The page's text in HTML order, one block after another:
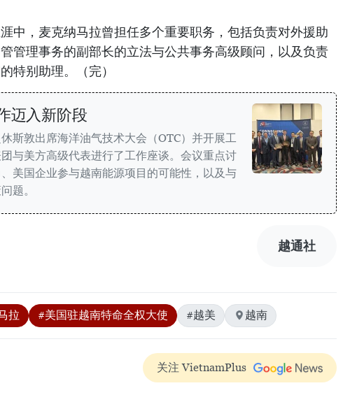
中，麦克纳马拉曾担任多个重要职务，包括负责对外援助
管理事务的副部长的立法与公共事务高级顾问，以及负责
特别助理。（完）
迈入新阶段
斯敦出席海洋油气技术大会（OTC）并开展工
与美方高级代表进行了工作座谈。会议重点讨
美国企业参与越南能源项目的可能性，以及与
题。
越通社
拉 #美国驻越南特命全权大使 #越美 越南
关注 VietnamPlus